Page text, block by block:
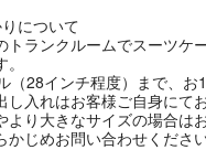
について
トランクルームでスーツケ
（28インチ程度）まで、お
し入れはお客様ご自身にて
より大きなサイズの場合は
じめお問い合わせください